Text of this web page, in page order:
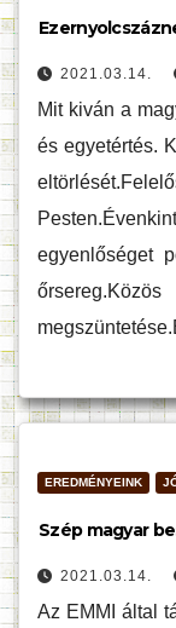
2021.03.14.
Mit kiván a
és egyetértés.
egyenlőséget
EREDMÉNYEINK
Szép magyar
2021.03.14.
Az EMMI által